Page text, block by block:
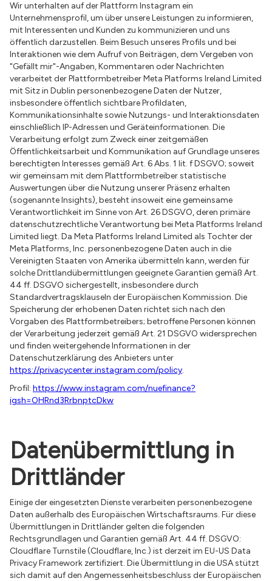
Wir unterhalten auf der Plattform Instagram ein
Unternehmensprofil, um über unsere Leistungen zu informieren,
mit Interessenten und Kunden zu kommunizieren und uns
öffentlich darzustellen. Beim Besuch unseres Profils und bei
Interaktionen wie dem Aufruf von Beiträgen, dem Vergeben von
"Gefällt mir"-Angaben, Kommentaren oder Nachrichten
verarbeitet der Plattformbetreiber Meta Platforms Ireland Limited
mit Sitz in Dublin personenbezogene Daten der Nutzer,
insbesondere öffentlich sichtbare Profildaten,
Kommunikationsinhalte sowie Nutzungs- und Interaktionsdaten
einschließlich IP-Adressen und Geräteinformationen. Die
Verarbeitung erfolgt zum Zweck einer zeitgemäßen
Öffentlichkeitsarbeit und Kommunikation auf Grundlage unseres
berechtigten Interesses gemäß Art. 6 Abs. 1 lit. f DSGVO; soweit
wir gemeinsam mit dem Plattformbetreiber statistische
Auswertungen über die Nutzung unserer Präsenz erhalten
(sogenannte Insights), besteht insoweit eine gemeinsame
Verantwortlichkeit im Sinne von Art. 26 DSGVO, deren primäre
datenschutzrechtliche Verantwortung bei Meta Platforms Ireland
Limited liegt. Da Meta Platforms Ireland Limited als Tochter der
Meta Platforms, Inc. personenbezogene Daten auch in die
Vereinigten Staaten von Amerika übermitteln kann, werden für
solche Drittlandübermittlungen geeignete Garantien gemäß Art.
44 ff. DSGVO sichergestellt, insbesondere durch
Standardvertragsklauseln der Europäischen Kommission. Die
Speicherung der erhobenen Daten richtet sich nach den
Vorgaben des Plattformbetreibers; betroffene Personen können
der Verarbeitung jederzeit gemäß Art. 21 DSGVO widersprechen
und finden weitergehende Informationen in der
Datenschutzerklärung des Anbieters unter
https://privacycenter.instagram.com/policy.
Profil: https://www.instagram.com/nuefinance?
igsh=OHRnd3RrbnptcDkw
Datenübermittlung in
Drittländer
Einige der eingesetzten Dienste verarbeiten personenbezogene
Daten außerhalb des Europäischen Wirtschaftsraums. Für diese
Übermittlungen in Drittländer gelten die folgenden
Rechtsgrundlagen und Garantien gemäß Art. 44 ff. DSGVO:
Cloudflare Turnstile (Cloudflare, Inc.) ist derzeit im EU-US Data
Privacy Framework zertifiziert. Die Übermittlung in die USA stützt
sich damit auf den Angemessenheitsbeschluss der Europäischen